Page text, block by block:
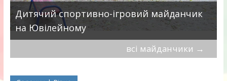
Дитячий спортивно-ігровий майданчик
на Ювілейному
всі майданчики →